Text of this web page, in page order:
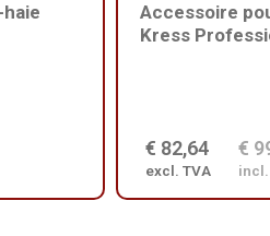
Accessoire
Kress
€ 82,64
excl. TVA
€
incl.